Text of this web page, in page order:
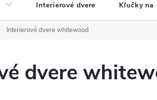
Interierové dvere Kľučky na
Interierové dvere whitewood
dvere